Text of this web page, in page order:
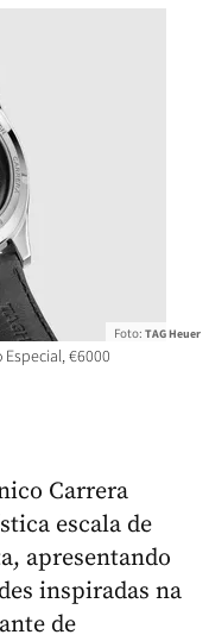
Especial, €6000
Foto: TAG Heuer
Carrera
escala de
apresentando
inspiradas na
de